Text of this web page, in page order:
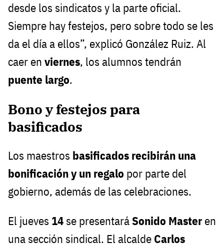
desde los sindicatos y la parte oficial.
Siempre hay festejos, pero sobre todo se les
da el día a ellos”, explicó González Ruiz. Al
caer en viernes, los alumnos tendrán
puente largo.
Bono y festejos para
basificados
Los maestros basificados recibirán una
bonificación y un regalo por parte del
gobierno, además de las celebraciones.
El jueves 14 se presentaráSonido Master en
una sección sindical. El alcalde Carlos